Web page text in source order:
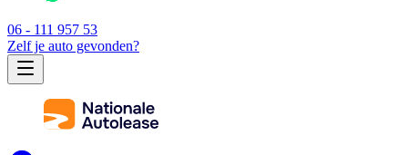
06 - 111 957 53
Zelf je auto gevonden?